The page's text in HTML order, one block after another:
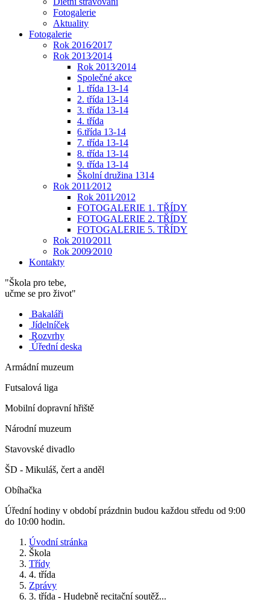
Fotogalerie
Aktuality
Fotogalerie
Rok 2016⁄2017
Rok 2013⁄2014
Rok 2013⁄2014
Společné akce
1. třída 13-14
2. třída 13-14
3. třída 13-14
4. třída
6.třída 13-14
7. třída 13-14
8. třída 13-14
9. třída 13-14
Školní družina 1314
Rok 2011⁄2012
Rok 2011⁄2012
FOTOGALERIE 1. TŘÍDY
FOTOGALERIE 2. TŘÍDY
FOTOGALERIE 5. TŘÍDY
Rok 2010⁄2011
Rok 2009⁄2010
Kontakty
"Škola pro tebe,
učme se pro život"
Bakaláři
Jídelníček
Rozvrhy
Úřední deska
Armádní muzeum
Futsalová liga
Mobilní dopravní hřiště
Národní muzeum
Stavovské divadlo
ŠD - Mikuláš, čert a anděl
Obíhačka
Úřední hodiny v období prázdnin budou každou středu od 9:00
do 10:00 hodin.
Úvodní stránka
Škola
Třídy
4. třída
Zprávy
3. třída - Hudebně recitační soutěž...